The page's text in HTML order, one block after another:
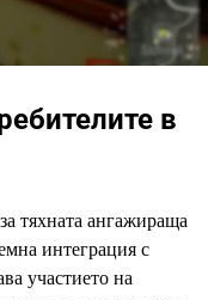
в
тяхната ангажираща
интеграция с
участието на